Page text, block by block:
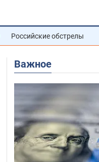
Российские обстрелы
Важное